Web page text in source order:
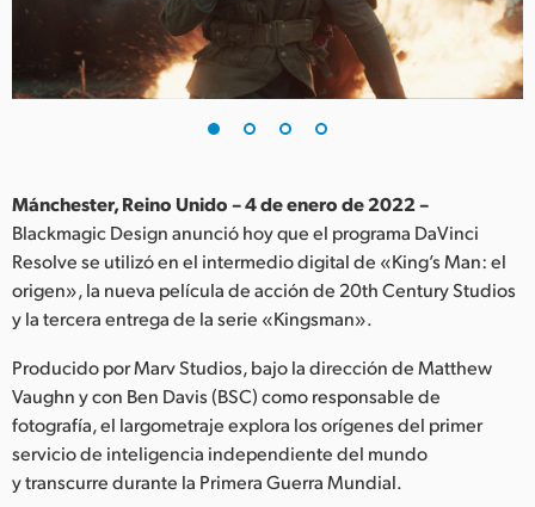
Finland
France
India
Italy
Korea
Mexico
Malaysia
Mánchester, Reino Unido – 4 de enero de 2022 –
Blackmagic Design anunció hoy que el programa DaVinci
Resolve se utilizó en el intermedio digital de «King’s Man: el
origen», la nueva película de acción de 20th Century Studios
y la tercera entrega de la serie «Kingsman».
Producido por Marv Studios, bajo la dirección de Matthew
Vaughn y con Ben Davis (BSC) como responsable de
fotografía, el largometraje explora los orígenes del primer
servicio de inteligencia independiente del mundo
y transcurre durante la Primera Guerra Mundial.